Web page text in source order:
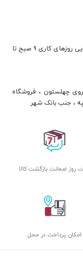
پشتیبانی خرید : ۰۳۱۹۱۰۹۳۱۰۱ (ساعت پاسخگویی روزهای کاری ۹ صبح تا
چهلستون ، فروشگاه
، جنب بانک شهر
روز ضمانت بازگشت کالا
امکان پرداخت در محل